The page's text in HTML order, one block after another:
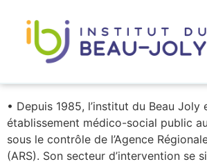
• Depuis 1985, l’institut du Beau Joly
établissement médico-social public
sous le contrôle de l’Agence
(ARS). Son secteur d’intervention se